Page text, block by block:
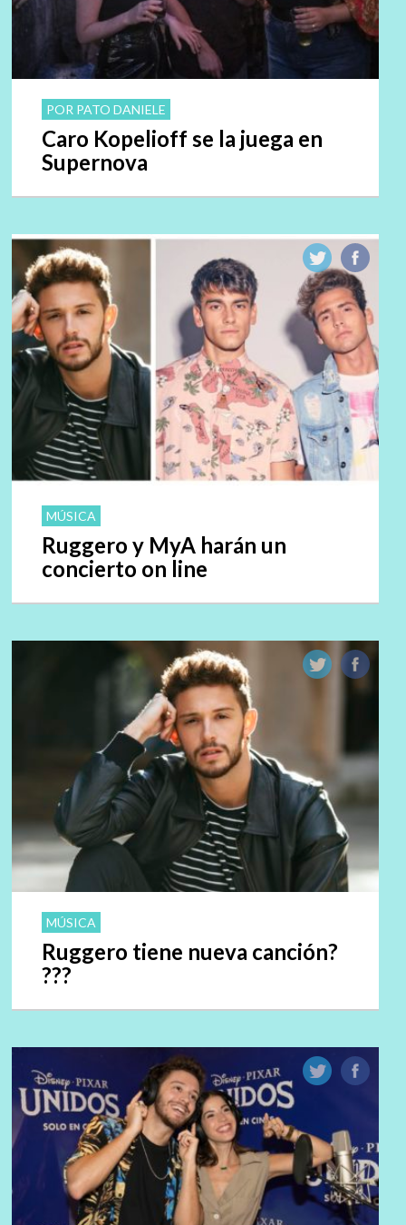
POR PATO DANIELE
Caro Kopelioff se la juega en
Supernova
MÚSICA
Ruggero y MyA harán un
concierto on line
MÚSICA
Ruggero tiene nueva canción?
???